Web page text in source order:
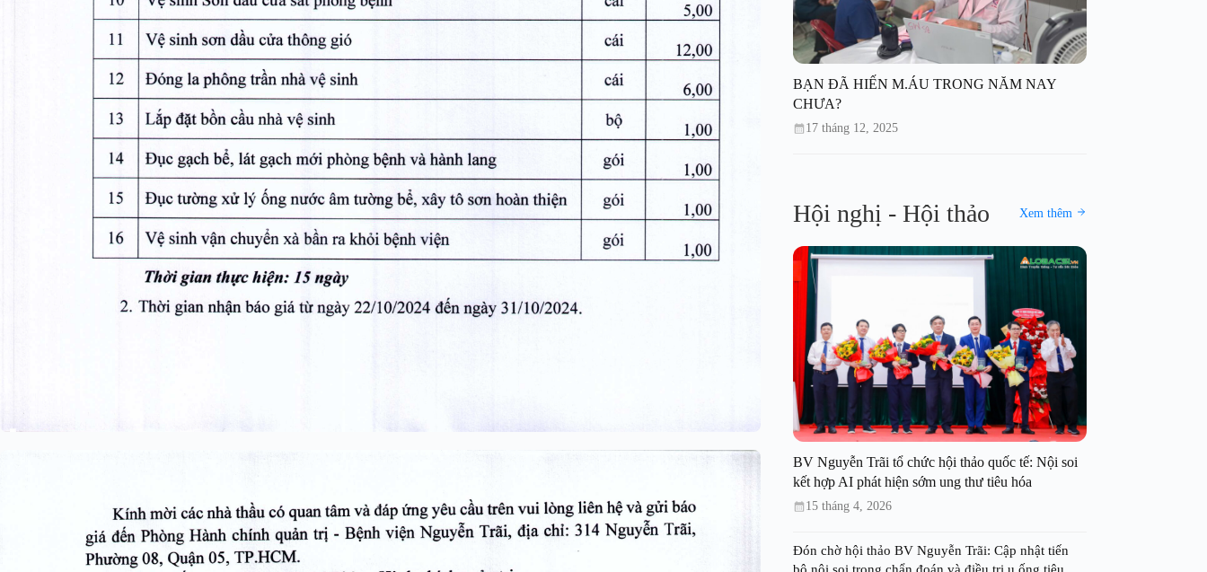
BẠN ĐÃ HIẾN M.ÁU TRONG NĂM NAY
CHƯA?
17 tháng 12, 2025
Hội nghị - Hội thảo Xem thêm
BV Nguyễn Trãi tổ chức hội thảo quốc tế: Nội soi
kết hợp AI phát hiện sớm ung thư tiêu hóa
15 tháng 4, 2026
Đón chờ hội thảo BV Nguyễn Trãi: Cập nhật tiến